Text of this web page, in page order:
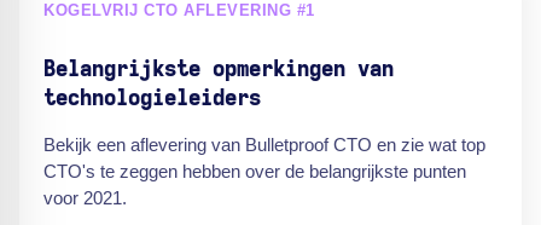
KOGELVRIJ CTO AFLEVERING #1
Belangrijkste opmerkingen van
technologieleiders
Bekijk een aflevering van Bulletproof CTO en zie wat top
CTO's te zeggen hebben over de belangrijkste punten
voor 2021.